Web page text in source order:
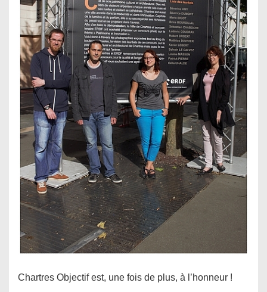
Chartres Objectif est, une fois de plus, à l’honneur !